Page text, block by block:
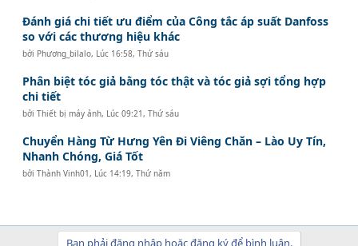
Đánh giá chi tiết ưu điểm của Công tắc áp suất Danfoss
so với các thương hiệu khác
bởi Phương_bilalo, Lúc 16:58, Thứ sáu
Phân biệt tóc giả bằng tóc thật và tóc giả sợi tổng hợp
chi tiết
bởiThiết bị máy ảnh, Lúc 09:21, Thứ sáu
Chuyển Hàng Từ Hưng Yên Đi Viêng Chăn – Lào Uy Tín,
Nhanh Chóng, Giá Tốt
bởiThành Vinh01 , Lúc 14:19, Thứ năm
Bạn phải đăng nhập hoặc đăng ký để bình luận.